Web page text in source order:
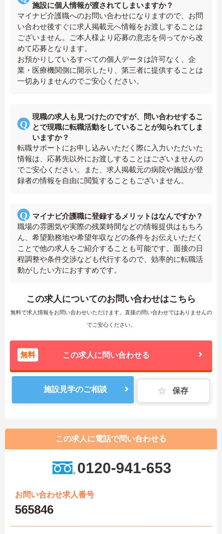
施設に個人情報が渡されてしまいますか？
マイナビ介護職へのお問い合わせになりますので、お問
い合わせ後すぐに求人掲載元へ情報をお渡しすることは
ございません。ご本人様より応募の意志を伺ってから改
めて応募となります。
お預かりしているすべての個人データは許可なく、企
業・医療機関側に開示したり、第三者に提供することは
一切ありませんのでご安心ください。
現職の求人も見つけたのですが、問い合わせするこ
とで現職に転職活動をしていることが知られてしま
いますか？
転職サポートにお申し込みいただく際に入力いただいた
情報は、応募先以外にお渡しすることはございませんの
でご安心ください。また、求人掲載元の病院や施設が登
録者の情報を自由に閲覧することもございません。
マイナビ介護職に登録するメリットはなんですか？
職場の雰囲気や実際の残業時間などの情報提供はもちろ
ん、希望勤務地や希望年収などの条件をお伝えいただく
ことで他の求人をご紹介することも可能です。面接の日
程調整や条件交渉なども代行するので、効率的に転職活
動がしたい方におすすめです。
この求人についてのお問い合わせはこちら
無料で求人情報をお問い合わせいただけます。直接の問い合わせではありませんの
でご安心ください。
無料 この求人に問い合わせる
施設見学のご相談 保存
この求人に電話で問い合わせる
0120-941-653
お問い合わせ求人番号
565846